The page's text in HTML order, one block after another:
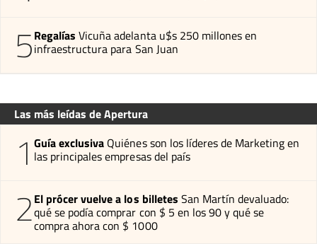
5Regalías Vicuña adelanta u$s 250 millones en
infraestructura para San Juan
Las más leídas de Apertura
1 Guía exclusiva Quiénes son los líderes de Marketing en
las principales empresas del país
2El prócer vuelve a los billetes San Martín devaluado:
qué se podía comprar con $ 5 en los 90 y qué se
compra ahora con $ 1000